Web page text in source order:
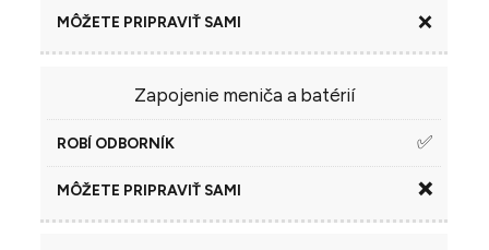
❌
Zapojenie meniča a batérií
✅
❌